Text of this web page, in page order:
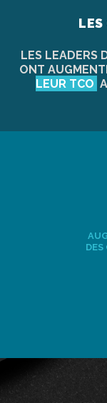
LES
LES LEADERS
ONT
LEUR TCO
DES